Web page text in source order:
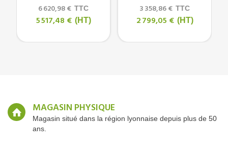
6 620,98 € TTC
5 517,48 € (HT)
3 358,86 € TTC
2 799,05 € (HT)
MAGASIN PHYSIQUE
Magasin situé dans la région lyonnaise depuis plus de 50
ans.